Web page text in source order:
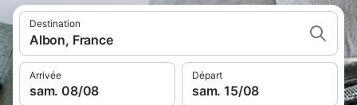
Destination
Albon, France
Arrivée
sam. 08/08
Départ
sam. 15/08